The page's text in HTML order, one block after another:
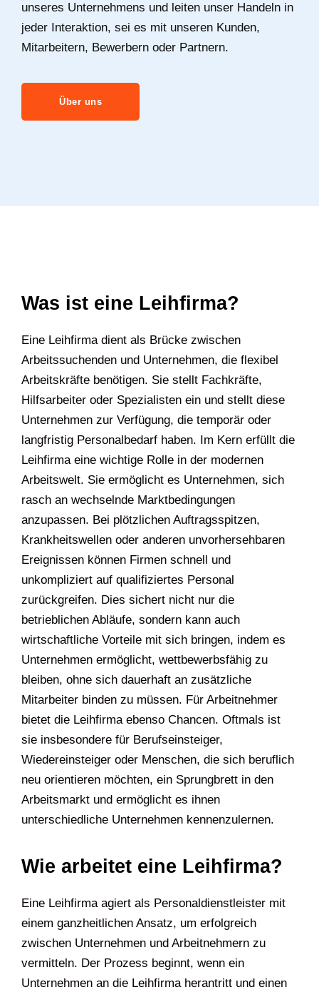
unseres Unternehmens und leiten unser Handeln in
jeder Interaktion, sei es mit unseren Kunden,
Mitarbeitern, Bewerbern oder Partnern.
Über uns
Was ist eine Leihfirma?
Eine Leihfirma dient als Brücke zwischen
Arbeitssuchenden und Unternehmen, die flexibel
Arbeitskräfte benötigen. Sie stellt Fachkräfte,
Hilfsarbeiter oder Spezialisten ein und stellt diese
Unternehmen zur Verfügung, die temporär oder
langfristig Personalbedarf haben. Im Kern erfüllt die
Leihfirma eine wichtige Rolle in der modernen
Arbeitswelt. Sie ermöglicht es Unternehmen, sich
rasch an wechselnde Marktbedingungen
anzupassen. Bei plötzlichen Auftragsspitzen,
Krankheitswellen oder anderen unvorhersehbaren
Ereignissen können Firmen schnell und
unkompliziert auf qualifiziertes Personal
zurückgreifen. Dies sichert nicht nur die
betrieblichen Abläufe, sondern kann auch
wirtschaftliche Vorteile mit sich bringen, indem es
Unternehmen ermöglicht, wettbewerbsfähig zu
bleiben, ohne sich dauerhaft an zusätzliche
Mitarbeiter binden zu müssen. Für Arbeitnehmer
bietet die Leihfirma ebenso Chancen. Oftmals ist
sie insbesondere für Berufseinsteiger,
Wiedereinsteiger oder Menschen, die sich beruflich
neu orientieren möchten, ein Sprungbrett in den
Arbeitsmarkt und ermöglicht es ihnen
unterschiedliche Unternehmen kennenzulernen.
Wie arbeitet eine Leihfirma?
Eine Leihfirma agiert als Personaldienstleister mit
einem ganzheitlichen Ansatz, um erfolgreich
zwischen Unternehmen und Arbeitnehmern zu
vermitteln. Der Prozess beginnt, wenn ein
Unternehmen an die Leihfirma herantritt und einen